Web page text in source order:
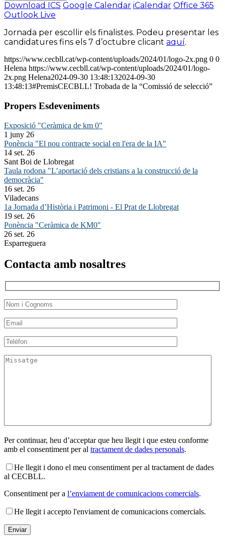
Download ICS Google Calendar iCalendar Office 365
Outlook Live
Jornada per escollir els finalistes. Podeu presentar les
candidatures fins els 7 d’octubre clicant aquí.
https://www.cecbll.cat/wp-content/uploads/2024/01/logo-2x.png 0 0
Helena https://www.cecbll.cat/wp-content/uploads/2024/01/logo-
2x.png Helena2024-09-30 13:48:132024-09-30
13:48:13#PremisCECBLL! Trobada de la “Comissió de selecció”
Propers Esdeveniments
Exposició "Ceràmica de km 0"
1 juny 26
Ponència "El nou contracte social en l'era de la IA"
14 set. 26
Sant Boi de Llobregat
Taula rodona "L’aportació dels cristians a la construcció de la
democràcia"
16 set. 26
Viladecans
1a Jornada d’Història i Patrimoni - El Prat de Llobregat
19 set. 26
Ponència "Ceràmica de KM0"
26 set. 26
Esparreguera
Contacta amb nosaltres
Per continuar, heu d’acceptar que heu llegit i que esteu conforme
amb el consentiment per al tractament de dades personals.
He llegit i dono el meu consentiment per al tractament de dades
al CECBLL.
Consentiment per a l’enviament de comunicacions comercials.
He llegit i accepto l'enviament de comunicacions comercials.